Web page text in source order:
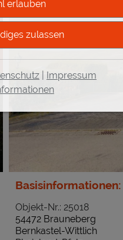
Basisinformationen:
Objekt-Nr.: 25018
54472 Brauneberg
Bernkastel-Wittlich
Impressum